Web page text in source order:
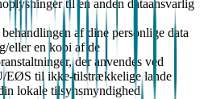
til en anden dataansvarlig
af dine personlige data
eller en kopi af de
der anvendes ved
EØS til ikke-tilstrækkelige lande
lokale tilsynsmyndighed